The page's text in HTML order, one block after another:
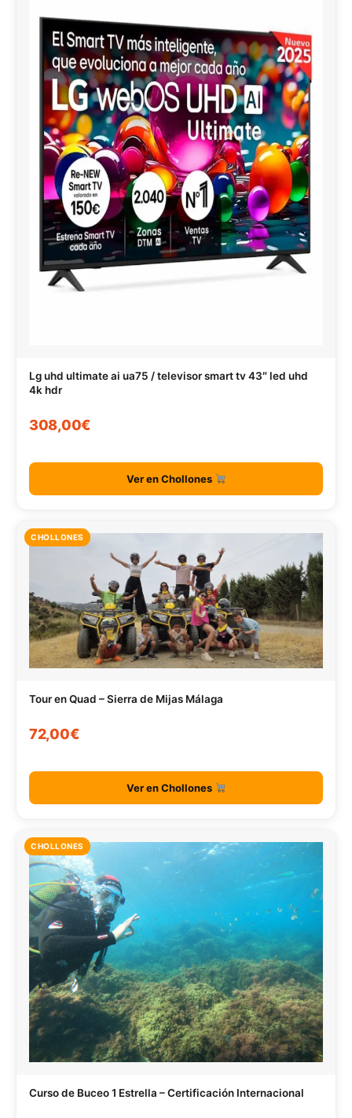
Lg uhd ultimate ai ua75 / televisor smart tv 43″ led uhd
4k hdr
308,00€
Ver en Chollones
CHOLLONES
Tour en Quad – Sierra de Mijas Málaga
72,00€
Ver en Chollones
CHOLLONES
Curso de Buceo 1 Estrella – Certificación Internacional